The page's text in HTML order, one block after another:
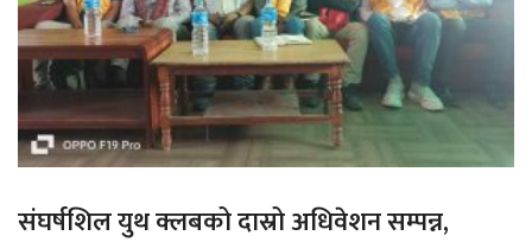
संघर्षशिल युथ क्लबको दास्रो अधिवेशन सम्पन्न,